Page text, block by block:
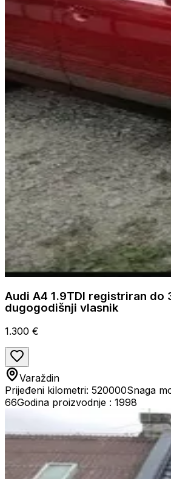
Audi A4 1.9TDI registriran do
dugogodišnji vlasnik
1.300 €
Varaždin
Prijeđeni kilometri: 520000Snaga
66Godina proizvodnje : 1998